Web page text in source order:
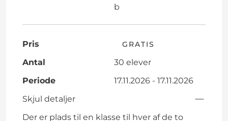
b
Pris GRATIS
Antal
30 elever
Periode
17.11.2026 - 17.11.2026
Skjul detaljer
Der er plads til en klasse til hver af de to